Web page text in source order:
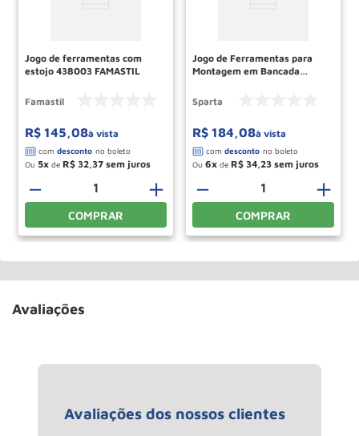
Jogo de ferramentas com
estojo 438003 FAMASTIL
Famastil
R$ 145,08à vista
Ou 5 de R$ 32,37
＋
－
COMPRAR
Jogo de Ferramentas para
Montagem em Bancada
Sparta
R$ 184,08à vista
Ou 6 de R$ 34,23
＋
－
COMPRAR
Avaliações
Avaliações dos nossos clientes